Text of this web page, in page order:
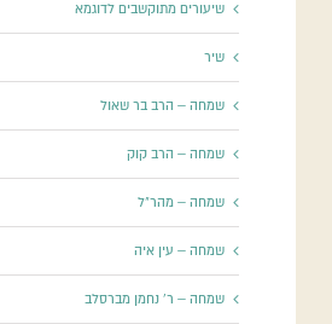
שיעורים מתוקשבים לדוגמא
שיר
שמחה – הרב בר שאול
שמחה – הרב קוק
שמחה – מהר"ל
שמחה – עין איה
שמחה – ר' נחמן מברסלב